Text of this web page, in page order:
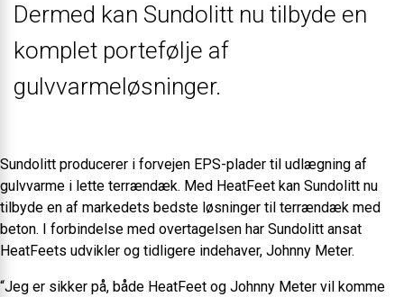
Dermed kan Sundolitt nu tilbyde en
komplet portefølje af
gulvvarmeløsninger.
Sundolitt producerer i forvejen EPS-plader til udlægning af
gulvvarme i lette terrændæk. Med HeatFeet kan Sundolitt nu
tilbyde en af markedets bedste løsninger til terrændæk med
beton. I forbindelse med overtagelsen har Sundolitt ansat
HeatFeets udvikler og tidligere indehaver, Johnny Meter.
“Jeg er sikker på, både HeatFeet og Johnny Meter vil komme